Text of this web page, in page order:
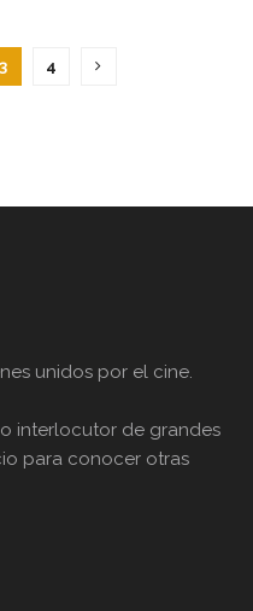
3 4
unidos por el cine.
interlocutor de grandes
para conocer otras